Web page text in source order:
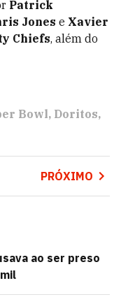
Patrick
Jones e Xavier
Chiefs, além do
Bowl Doritos
PRÓXIMO
ao ser preso